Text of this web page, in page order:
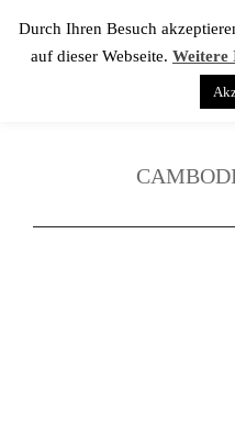
Durch Ihren Besuch
auf dieser Webseite. Weitere